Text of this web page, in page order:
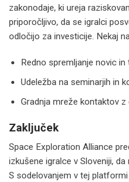
zakonodaje, ki ureja
priporočljivo, da se igralci
odločijo za investicije. Nekaj
Redno spremljanje novic in
Udeležba na seminarjih in
Gradnja mreže kontaktov
Zaključek
Space Exploration Alliance
izkušene igralce v Sloveniji,
S sodelovanjem v tej